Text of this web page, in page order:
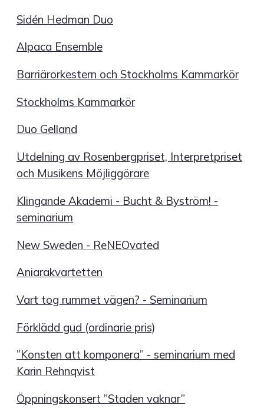
Sidén Hedman Duo
Alpaca Ensemble
Barriärorkestern och Stockholms Kammarkör
Stockholms Kammarkör
Duo Gelland
Utdelning av Rosenbergpriset, Interpretpriset
och Musikens Möjliggörare
Klingande Akademi - Bucht & Byström! -
seminarium
New Sweden - ReNEOvated
Aniarakvartetten
Vart tog rummet vägen? - Seminarium
Förklädd gud (ordinarie pris)
”Konsten att komponera” - seminarium med
Karin Rehnqvist
Öppningskonsert ”Staden vaknar”